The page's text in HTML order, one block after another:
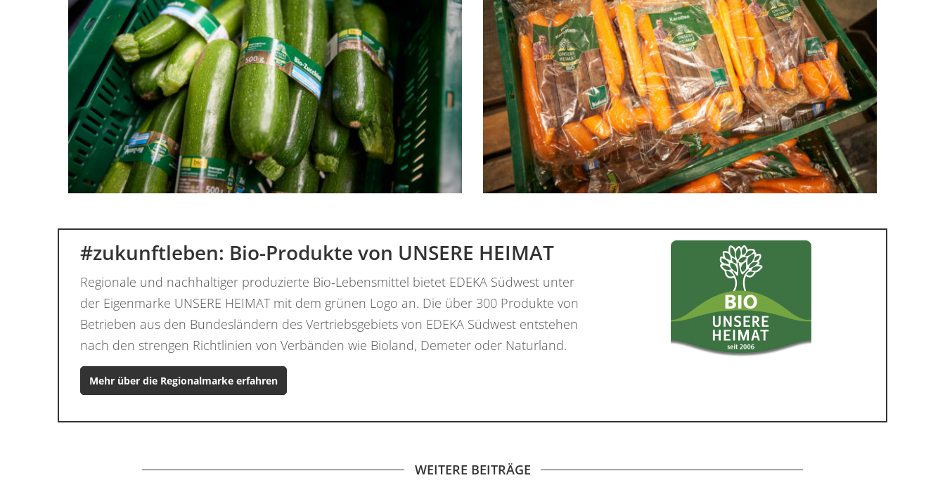
#zukunftleben: Bio-Produkte von UNSERE HEIMAT
Regionale und nachhaltiger produzierte Bio-Lebensmittel bietet EDEKA Südwest unter
der Eigenmarke UNSERE HEIMAT mit dem grünen Logo an. Die über 300 Produkte von
Betrieben aus den Bundesländern des Vertriebsgebiets von EDEKA Südwest entstehen
nach den strengen Richtlinien von Verbänden wie Bioland, Demeter oder Naturland.
Mehr über die Regionalmarke erfahren
WEITERE BEITRÄGE